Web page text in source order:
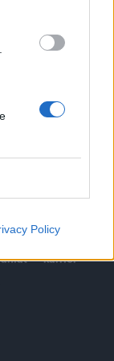
Policy
beállítások
karrier